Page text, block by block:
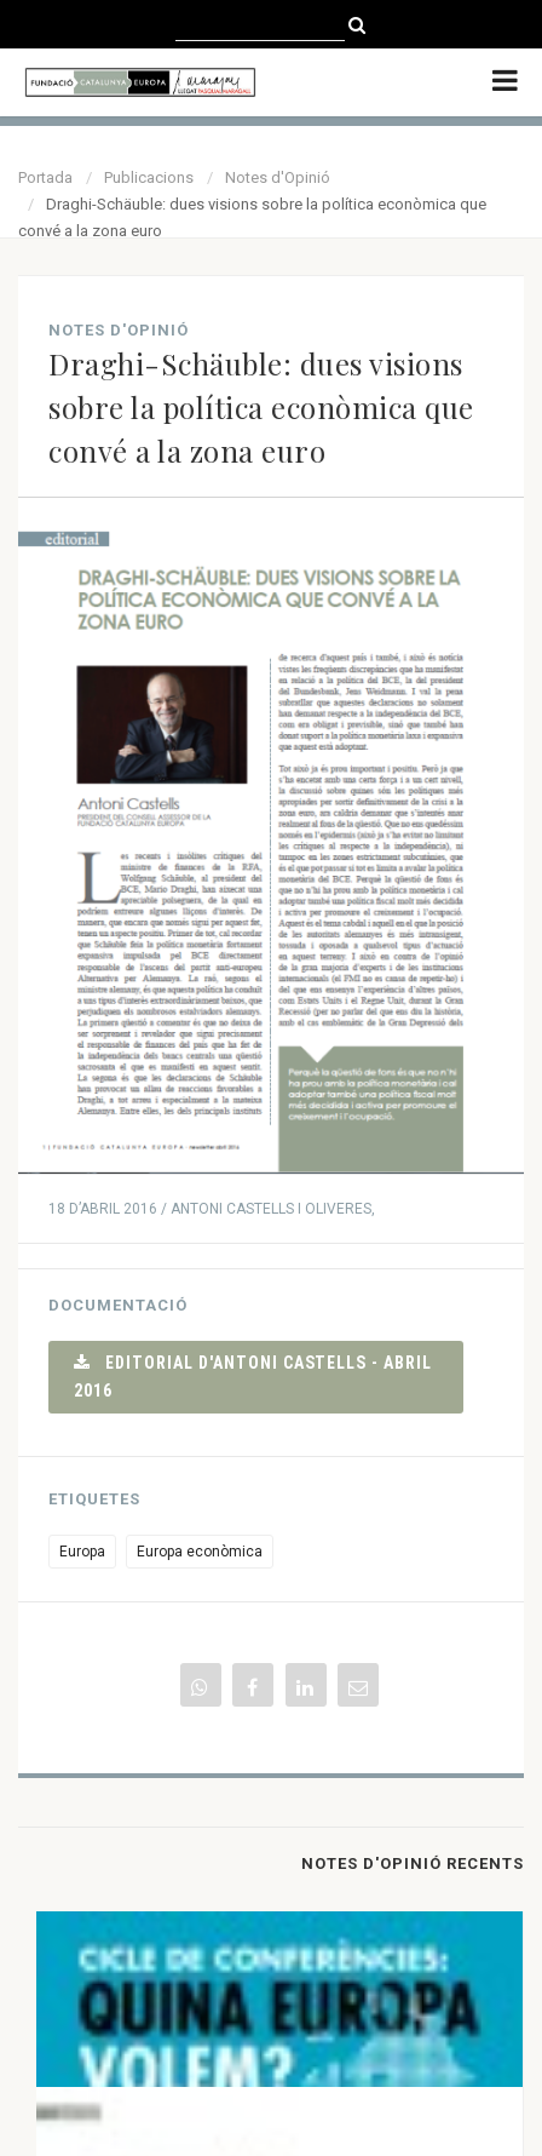
ENGLISH
Portada Publicacions
Notes d'Opinió
Draghi-Schäuble: dues visions sobre la política econòmica que
convé a la zona euro
NOTES D'OPINIÓ
Draghi-Schäuble: dues visions
sobre la política econòmica que
convé a la zona euro
18 D’ABRIL 2016 / ANTONI CASTELLS I OLIVERES,
DOCUMENTACIÓ
EDITORIAL D'ANTONI CASTELLS - ABRIL
2016
ETIQUETES
Europa Europa econòmica
NOTES D'OPINIÓ RECENTS